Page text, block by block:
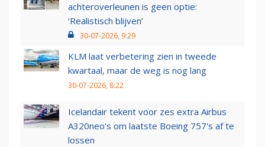
achteroverleunen is geen optie:
‘Realistisch blijven’
30-07-2026, 9:29
KLM laat verbetering zien in tweede
kwartaal, maar de weg is nog lang
30-07-2026, 8:22
Icelandair tekent voor zes extra Airbus
A320neo's om laatste Boeing 757's af te
lossen